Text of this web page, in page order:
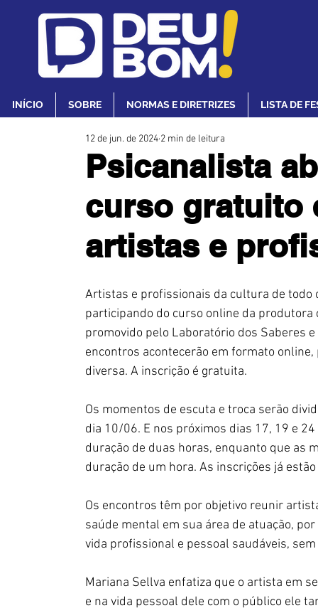
INÍCIO SOBRE NORMAS E DIRETRIZES LISTA DE
Psicanalista
curso gratuito
artistas e
12 de jun. de 2024 2 min de leitura
Artistas e profissionais da cultura de
participando do curso online da
promovido pelo Laboratório dos Saberes
encontros acontecerão em formato
diversa. A inscrição é gratuita.
Os momentos de escuta e troca serão
dia 10/06. E nos próximos dias 17, 19 e
duração de duas horas, enquanto que as
duração de um hora. As inscrições já
Os encontros têm por objetivo reunir
saúde mental em sua área de atuação,
vida profissional e pessoal saudáveis,
Mariana Sellva enfatiza que o artista em
e na vida pessoal dele com o público ele